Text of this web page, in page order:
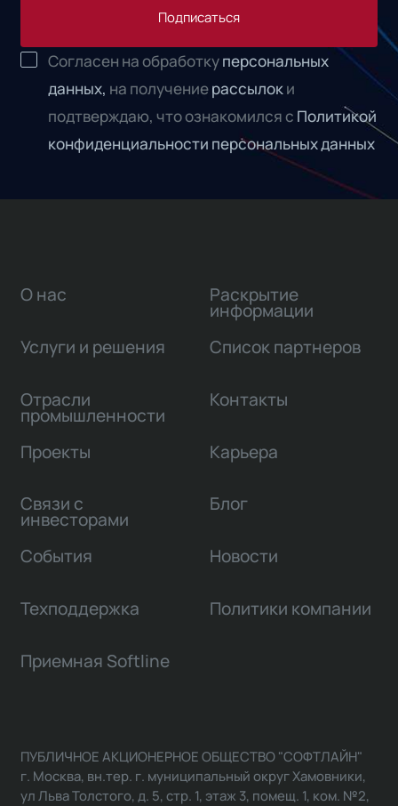
Подписаться
Согласен на обработкуперсональных
данных, на получениерассылоки
подтверждаю, что ознакомился с Политикой
конфиденциальности персональных данных
О нас
Услуги и решения
Отрасли
промышленности
Проекты
Связи с
инвесторами
Раскрытие
информации
Список партнеров
Контакты
Карьера
Блог
События Новости
Техподдержка Политики компании
Приемная Softline
ПУБЛИЧНОЕ АКЦИОНЕРНОЕ ОБЩЕСТВО "СОФТЛАЙН"
г. Москва, вн.тер. г. муниципальный округ Хамовники,
ул Льва Толстого, д. 5, стр. 1, этаж 3, помещ. 1, ком. №2,